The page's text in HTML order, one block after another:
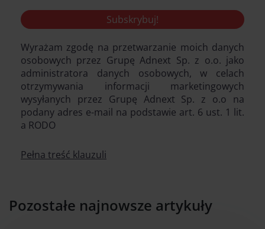
Wyrażam zgodę na przetwarzanie moich danych
osobowych przez Grupę Adnext Sp. z o.o. jako
administratora danych osobowych, w celach
otrzymywania informacji marketingowych
wysyłanych przez Grupę Adnext Sp. z o.o na
podany adres e-mail na podstawie art. 6 ust. 1 lit.
a RODO
Pełna treść klauzuli
Pozostałe najnowsze artykuły